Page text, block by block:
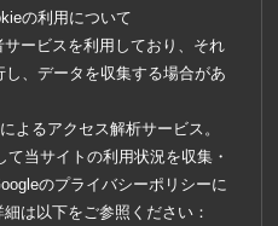
の利用について
ービスを利用しており、それ
、データを収集する場合があ
よるアクセス解析サービス。
当サイトの利用状況を収集・
のプライバシーポリシーに
は以下をご参照ください：